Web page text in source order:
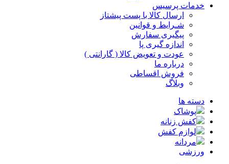
پرسیس
ارسال کالا با پست پیشتاز
شـرایط و قوانین
پیگیری سفارش
اندازه گیری پا
عودت و تعویض کالا ( گارانتی )
درباره ما
فروش اقساطی
ها
پوشاک
کفش زنانه
لوازم کفش
مردانه